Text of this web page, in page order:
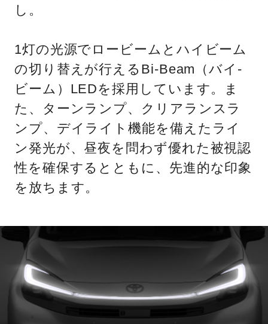
し。
1灯の光源でロービームとハイビーム
の切り替えが行えるBi-Beam（バイ-
ビーム）LEDを採用しています。ま
た、ターンランプ、クリアランスラ
ンプ、デイライト機能を備えたライ
ン発光が、昼夜を問わず優れた被視認
性を確保するとともに、先進的な印象
を放ちます。